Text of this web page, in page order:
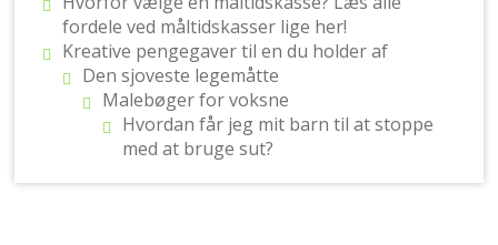
fordele ved måltidskasser lige her!
Kreative pengegaver til en du holder af
Den sjoveste legemåtte
Malebøger for voksne
Hvordan får jeg mit barn til at stoppe
med at bruge sut?